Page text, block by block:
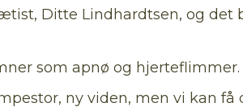
Ditte Lindhardtsen, og det
som apnø og hjerteflimmer.
ny viden, men vi kan